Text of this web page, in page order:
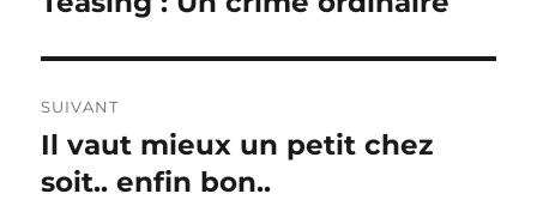
SUIVANT
Publication
suivante :
Il vaut mieux un petit chez
soit.. enfin bon..